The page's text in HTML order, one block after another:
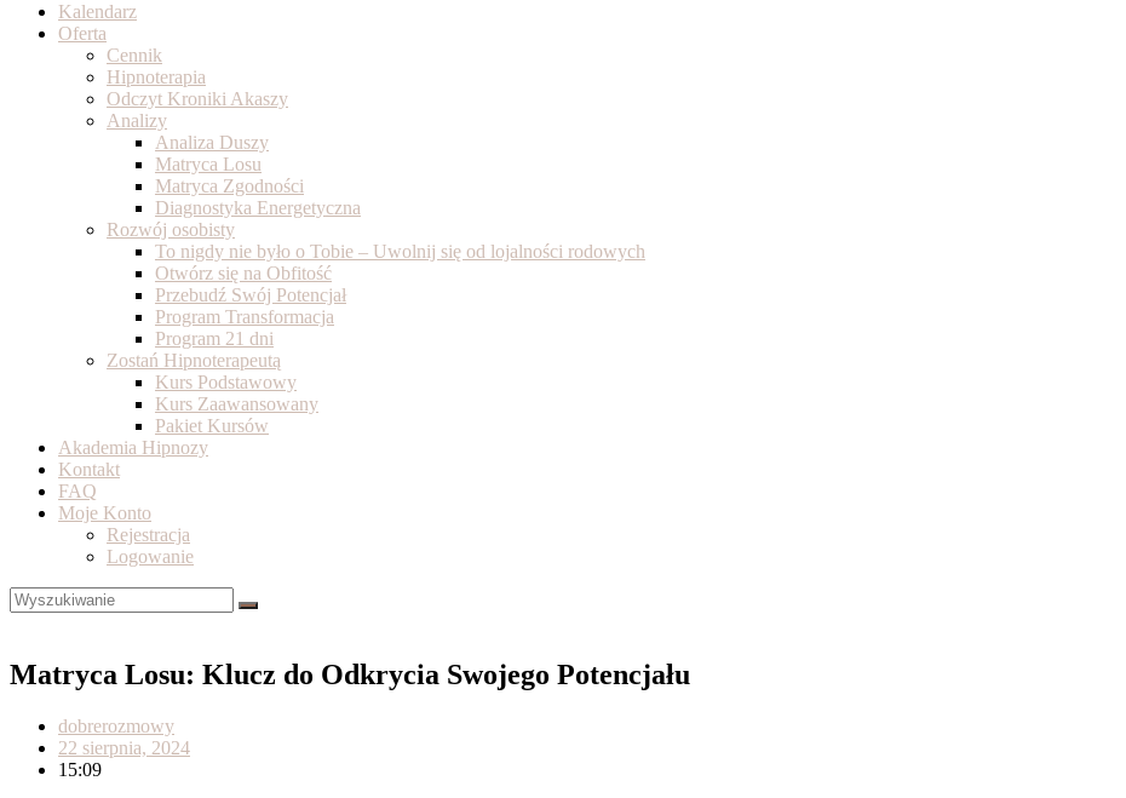
Kalendarz
Oferta
Cennik
Hipnoterapia
Odczyt Kroniki Akaszy
Analizy
Analiza Duszy
Matryca Losu
Matryca Zgodności
Diagnostyka Energetyczna
Rozwój osobisty
To nigdy nie było o Tobie – Uwolnij się od lojalności rodowych
Otwórz się na Obfitość
Przebudź Swój Potencjał
Program Transformacja
Program 21 dni
Zostań Hipnoterapeutą
Kurs Podstawowy
Kurs Zaawansowany
Pakiet Kursów
Akademia Hipnozy
Kontakt
FAQ
Moje Konto
Rejestracja
Logowanie
Matryca Losu: Klucz do Odkrycia Swojego Potencjału
dobrerozmowy
22 sierpnia, 2024
15:09